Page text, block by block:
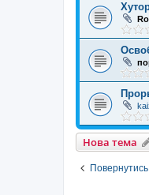
Нова тема